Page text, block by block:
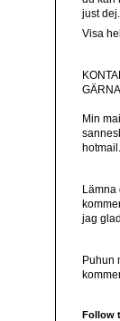
just dej.
Visa
Min
Lämna
jag
Puhun
Follow